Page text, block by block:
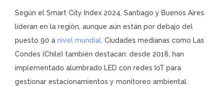
Según el Smart City Index 2024, Santiago y Buenos Aires
lideran en la región, aunque aún están por debajo del
puesto 90 a nivel mundial. Ciudades medianas como Las
Condes (Chile) también destacan: desde 2018, han
implementado alumbrado LED con redes IoT para
gestionar estacionamientos y monitoreo ambiental.